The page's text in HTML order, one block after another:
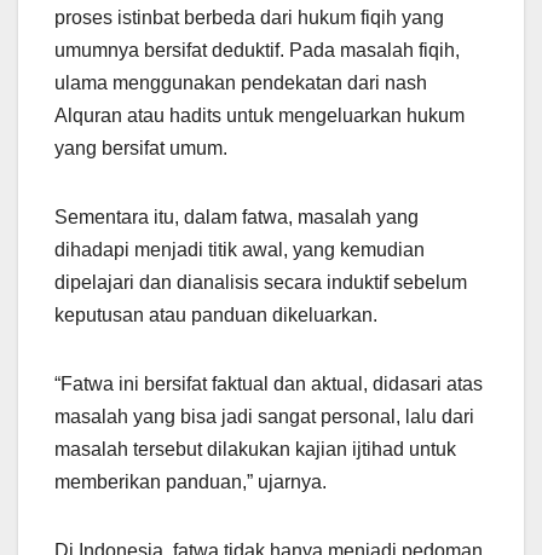
proses istinbat berbeda dari hukum fiqih yang
umumnya bersifat deduktif. Pada masalah fiqih,
ulama menggunakan pendekatan dari nash
Alquran atau hadits untuk mengeluarkan hukum
yang bersifat umum.
Sementara itu, dalam fatwa, masalah yang
dihadapi menjadi titik awal, yang kemudian
dipelajari dan dianalisis secara induktif sebelum
keputusan atau panduan dikeluarkan.
“Fatwa ini bersifat faktual dan aktual, didasari atas
masalah yang bisa jadi sangat personal, lalu dari
masalah tersebut dilakukan kajian ijtihad untuk
memberikan panduan,” ujarnya.